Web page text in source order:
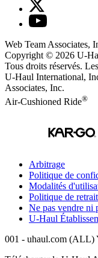
Web Team Associates,
Copyright © 2026 U-
Tous droits réservés.
U-Haul International,
Associates, Inc.
Air-Cushioned Ride®
Arbitrage
Politique de
Modalités
Politique de
Ne pas vendre ni
U-Haul
001 - uhaul.com (ALL)